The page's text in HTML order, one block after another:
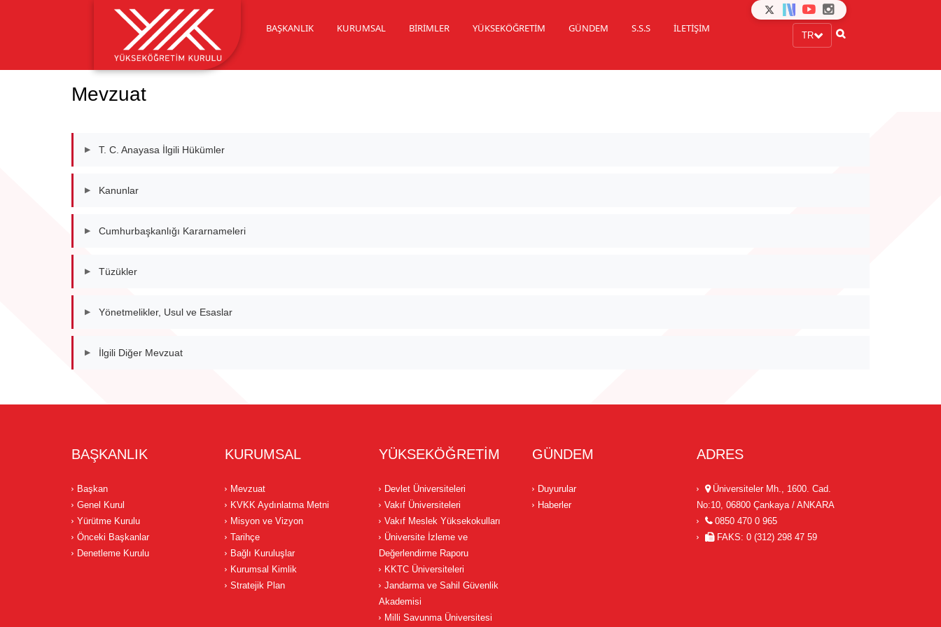
BAŞKANLIK KURUMSAL BİRİMLER YÜKSEKÖĞRETİM GÜNDEM S.S.S İLETİŞİM
TR
Mevzuat
▶ T. C. Anayasa İlgili Hükümler
▶ Kanunlar
▶ Cumhurbaşkanlığı Kararnameleri
▶ Tüzükler
▶ Yönetmelikler, Usul ve Esaslar
▶ İlgili Diğer Mevzuat
BAŞKANLIK
Başkan
Genel Kurul
Yürütme Kurulu
Önceki Başkanlar
Denetleme Kurulu
KURUMSAL
Mevzuat
KVKK Aydınlatma Metni
Misyon ve Vizyon
Tarihçe
Bağlı Kuruluşlar
Kurumsal Kimlik
Stratejik Plan
YÜKSEKÖĞRETİM
Devlet Üniversiteleri
Vakıf Üniversiteleri
Vakıf Meslek Yüksekokulları
Üniversite İzleme ve
Değerlendirme Raporu
KKTC Üniversiteleri
Jandarma ve Sahil Güvenlik
Akademisi
Milli Savunma Üniversitesi
GÜNDEM
Duyurular
Haberler
ADRES
Üniversiteler Mh., 1600. Cad.
No:10, 06800 Çankaya / ANKARA
0850 470 0 965
FAKS: 0 (312) 298 47 59